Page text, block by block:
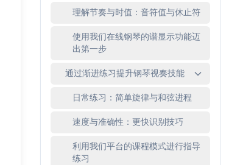
理解节奏与时值：音符值与休止符
使用我们在线钢琴的谱显示功能迈
出第一步
通过渐进练习提升钢琴视奏技能
日常练习：简单旋律与和弦进程
速度与准确性：更快识别技巧
利用我们平台的课程模式进行指导
练习